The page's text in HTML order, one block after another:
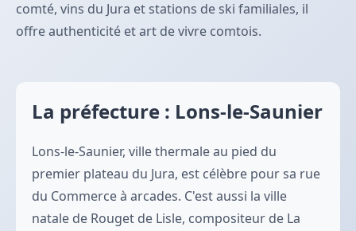
comté, vins du Jura et stations de ski familiales, il
offre authenticité et art de vivre comtois.
La préfecture : Lons-le-Saunier
Lons-le-Saunier, ville thermale au pied du
premier plateau du Jura, est célèbre pour sa rue
du Commerce à arcades. C'est aussi la ville
natale de Rouget de Lisle, compositeur de La